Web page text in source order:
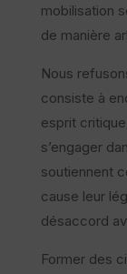
mobilisation
de manière
Nous
consiste à
esprit
s’engager
soutiennent
cause leur
désaccord
Former des